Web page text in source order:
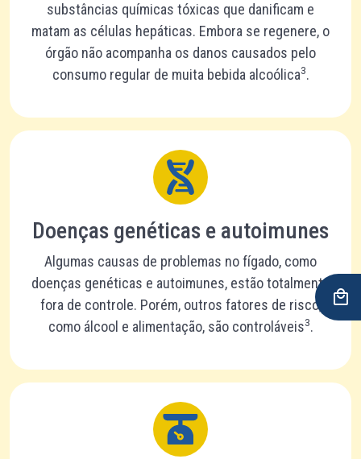
substâncias químicas tóxicas que danificam e
matam as células hepáticas. Embora se regenere, o
órgão não acompanha os danos causados pelo
consumo regular de muita bebida alcoólica3.
Doenças genéticas e autoimunes
Algumas causas de problemas no fígado, como
doenças genéticas e autoimunes, estão totalmente
fora de controle. Porém, outros fatores de risco,
como álcool e alimentação, são controláveis3.